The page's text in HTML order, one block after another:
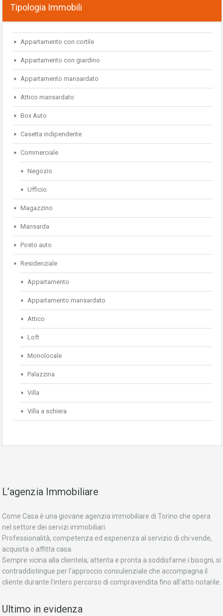
Tipologia Immobili
Appartamento con cortile
Appartamento con giardino
Appartamento mansardato
Attico mansardato
Box Auto
Casetta indipendente
Commerciale
Negozio
Ufficio
Magazzino
Mansarda
Posto auto
Residenziale
Appartamento
Appartamento mansardato
Attico
Loft
Monolocale
Palazzina
Villa
Villa a schiera
L’agenzia Immobiliare
Come Casa è una giovane agenzia immobiliare di Torino che opera
nel settore dei servizi immobiliari.
Professionalità, competenza ed esperienza al servizio di chi vende,
acquista o affitta casa.
Sempre vicina alla clientela, attenta e pronta a soddisfarne i bisogni, si
contraddistingue per l'approccio consulenziale che accompagna il
cliente durante l'intero percorso di compravendita fino all'atto notarile.
Ultimo in evidenza